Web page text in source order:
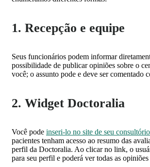
1. Recepção e equipe
Seus funcionários podem informar
possibilidade de publicar opiniões sobre o
você; o assunto pode e deve ser comentado
2. Widget Doctoralia
Você pode inseri-lo no site de seu
pacientes tenham acesso ao resumo das
perfil da Doctoralia. Ao clicar no link, o
para seu perfil e poderá ver todas as